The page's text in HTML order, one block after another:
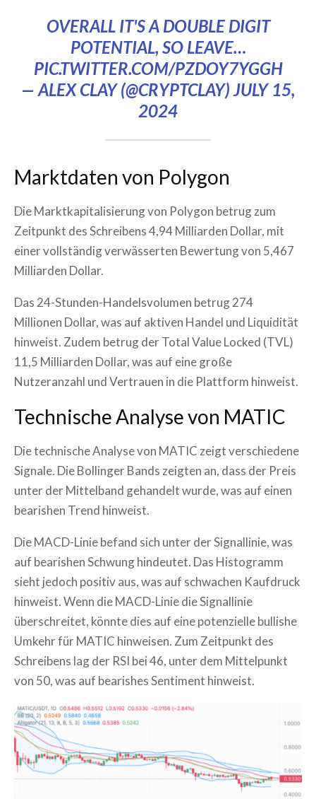
OVERALL IT'S A DOUBLE DIGIT
POTENTIAL, SO LEAVE…
PIC.TWITTER.COM/PZDOY7YGGH
— ALEX CLAY (@CRYPTCLAY) JULY 15,
2024
Marktdaten von Polygon
Die Marktkapitalisierung von Polygon betrug zum
Zeitpunkt des Schreibens 4,94 Milliarden Dollar, mit
einer vollständig verwässerten Bewertung von 5,467
Milliarden Dollar.
Das 24-Stunden-Handelsvolumen betrug 274
Millionen Dollar, was auf aktiven Handel und Liquidität
hinweist. Zudem betrug der Total Value Locked (TVL)
11,5 Milliarden Dollar, was auf eine große
Nutzeranzahl und Vertrauen in die Plattform hinweist.
Technische Analyse von MATIC
Die technische Analyse von MATIC zeigt verschiedene
Signale. Die Bollinger Bands zeigten an, dass der Preis
unter der Mittelband gehandelt wurde, was auf einen
bearishen Trend hinweist.
Die MACD-Linie befand sich unter der Signallinie, was
auf bearishen Schwung hindeutet. Das Histogramm
sieht jedoch positiv aus, was auf schwachen Kaufdruck
hinweist. Wenn die MACD-Linie die Signallinie
überschreitet, könnte dies auf eine potenzielle bullishe
Umkehr für MATIC hinweisen. Zum Zeitpunkt des
Schreibens lag der RSI bei 46, unter dem Mittelpunkt
von 50, was auf bearishes Sentiment hinweist.